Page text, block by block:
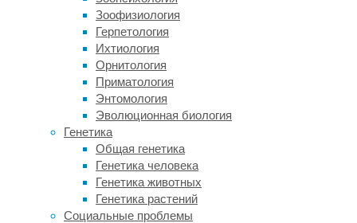
Зоофизиология
Герпетология
Ихтиология
Орнитология
Приматология
Энтомология
Эволюционная биология
Генетика
Общая генетика
Генетика человека
Генетика животных
Генетика растений
Социальные проблемы
кровяных
телец
из
глазных
сосудов,
потому
делать
окончательные
выводы
пока
рано.